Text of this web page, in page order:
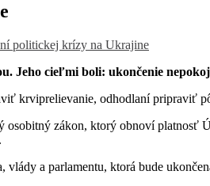
politickej krízy na Ukrajine
cieľmi boli: ukončenie
krviprelievanie, odhodlaní pripraviť
zákon, ktorý obnoví
a parlamentu, ktorá bude